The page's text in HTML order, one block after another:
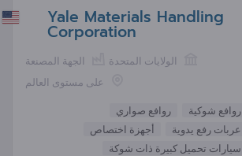
Yale Materials Handling
Corporation
الجهة المصنعة
الولايات المتحدة
على مستوى العالم
روافع شوكية
روافع صواري
عربات رفع يدوية
أجهزة اختصاص
سيارات تحميل كبيرة ذات شوكة